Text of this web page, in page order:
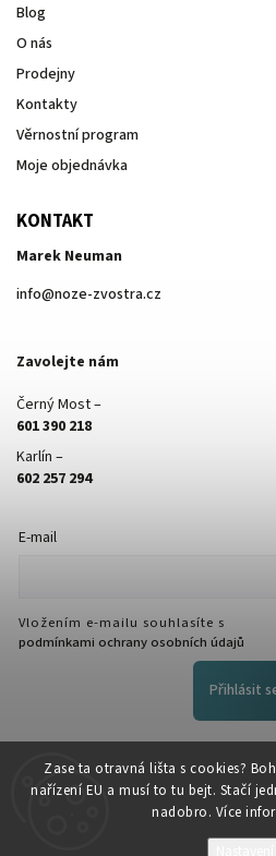
Zase ta otravná lišta s cookies?
nařízení EU a musí to tu bejt. Stačí
nadobro. Více
Blog
O nás
Prodejny
Kontakty
Věrnostní program
Moje objednávka
KONTAKT
Marek Neuman
info@noze-zvostra.cz
Zavolejte nám
Černý Most –
601 390 218
Karlín –
602 257 294
E-mail
Vložením e-mailu souhlasíte s
podmínkami ochrany osobních údajů
Přihlásit
FACEBOOK